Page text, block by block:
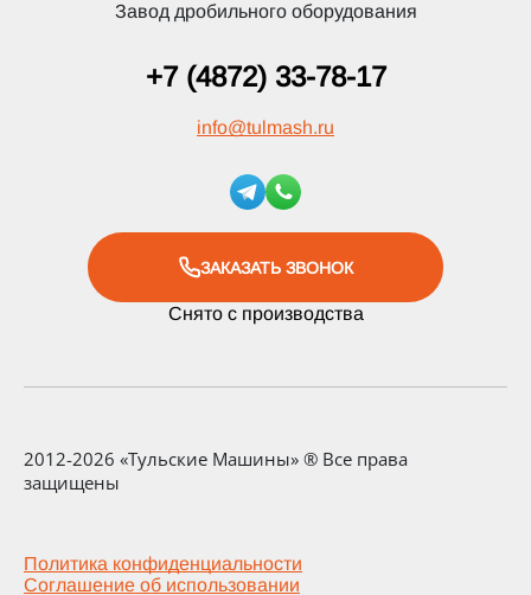
Завод дробильного оборудования
+7 (4872) 33-78-17
info@tulmash.ru
ЗАКАЗАТЬ ЗВОНОК
Снято с производства
2012-2026 «Тульские Машины» ® Все права
защищены
Политика конфиденциальности
Соглашение об использовании